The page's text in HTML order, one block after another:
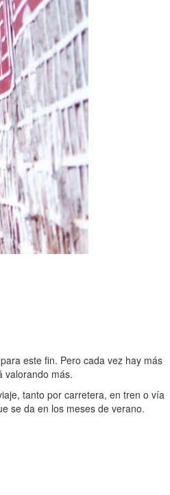
este fin. Pero cada vez hay más
valorando más.
tanto por carretera, en tren o vía
se da en los meses de verano.